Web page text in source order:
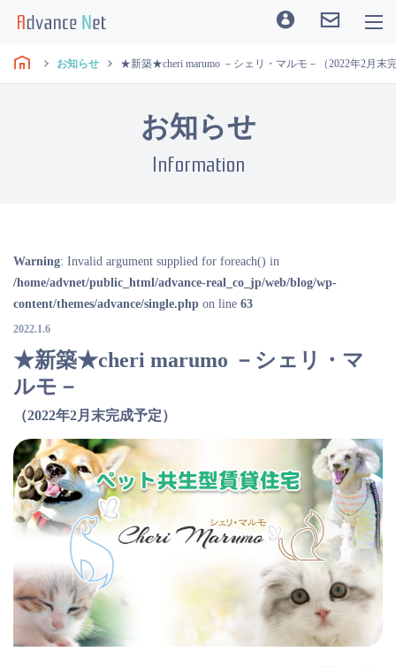
お知らせ ★新築★cheri marumo －シェリ・マルモ－（2022年2月末
お知らせ
Information
Warning: Invalid argument supplied for foreach() in
/home/advnet/public_html/advance-real_co_jp/web/blog/wp-
content/themes/advance/single.php on line 63
2022.1.6
★新築★cheri marumo －シェリ・マ
ルモ－
（2022年2月末完成予定）